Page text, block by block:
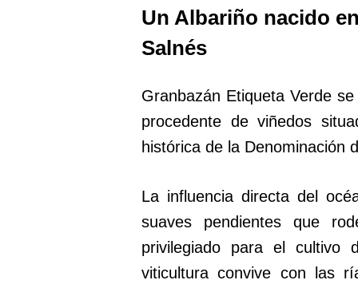
Un Albariño nacido
Salnés
Granbazán Etiqueta Verde
procedente de viñedos
histórica de la Denominación
La influencia directa del
suaves pendientes que
privilegiado para el cultivo
viticultura convive con las